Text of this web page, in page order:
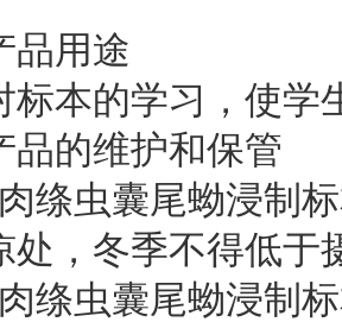
品用途
标本的学习，使学
品的维护和保管
绦虫囊尾蚴浸制
处，冬季不得低于
绦虫囊尾蚴浸制